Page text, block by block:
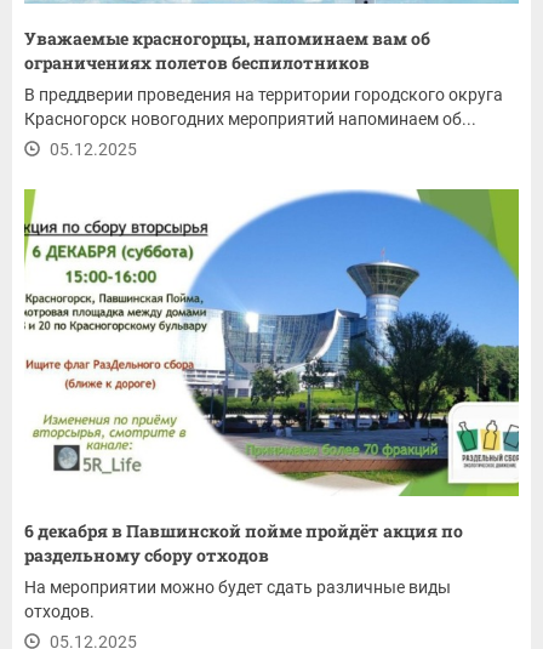
Уважаемые красногорцы, напоминаем вам об
ограничениях полетов беспилотников
В преддверии проведения на территории городского округа
Красногорск новогодних мероприятий напоминаем об...
05.12.2025
6 декабря в Павшинской пойме пройдёт акция по
раздельному сбору отходов
На мероприятии можно будет сдать различные виды
отходов.
05.12.2025